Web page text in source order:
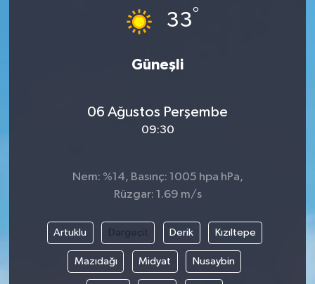
33°
Güneşli
06 Ağustos Perşembe
09:30
Nem: %14, Basınç: 1005 hpa hPa,
Rüzgar: 1.69 m/s
Artuklu Dargeçit Derik Kızıltepe
Mazıdağı Midyat Nusaybin